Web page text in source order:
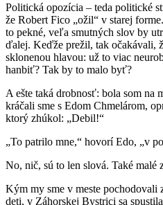
Politická opozícia – teda politické
že Robert Fico „ožil“ v starej
to pekné, veľa smutných slov by
ďalej. Keďže prežil, tak očakávali,
sklonenou hlavou: už to viac
hanbiť? Tak by to malo byť?
A ešte taká drobnosť: bola som na
kráčali sme s Edom Chmelárom,
ktorý zhúkol: „Debil!“
„To patrilo mne,“ hovorí Edo, „v
No, nič, sú to len slová. Také malé
Kým my sme v meste pochodovali
deti, v Záhorskej Bystrici sa